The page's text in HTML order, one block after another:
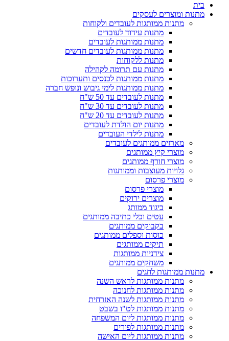
בית
מתנות ומוצרים לעסקים
מתנות ממותגות לעובדים ולקוחות
מתנות עידוד לעובדים
מתנות ממותגות לעובדים
מתנות ממותגות לעובדים חדשים
מתנות ללקוחות
מתנות עם תרומה לקהילה
מתנות ממותגות לכנסים ותערוכות
מתנות ממותגות לימי גיבוש ונופש חברה
מתנות לעובדים עד 50 ש"ח
מתנות לעובדים עד 30 ש"ח
מתנות לעובדים עד 20 ש"ח
מתנות יום הולדת לעובדים
מתנות לילדי העובדים
מארזים ממותגים לעובדים
מוצרי קיץ ממותגים
מוצרי חורף ממותגים
גלויות מעוצבות וממותגות
מוצרי פרסום
מוצרי פרסום
מוצרים ירוקים
ביגוד ממותג
עטים וכלי כתיבה ממותגים
בקבוקים ממותגים
כוסות וספלים ממותגים
תיקים ממותגים
צידניות ממותגות
משחקים ממותגים
מתנות ממותגות לחגים
מתנות ממותגות לראש השנה
מתנות ממותגות לחנוכה
מתנות ממותגות לשנה האזרחית
מתנות ממותגות לט"ו בשבט
מתנות ממותגות ליום המשפחה
מתנות ממותגות לפורים
מתנות ממותגות ליום האישה